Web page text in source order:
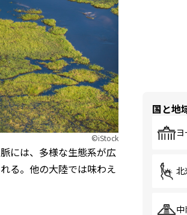
©iStock
には、多様な生態系が広
る。他の大陸では味わえ
国と地
北
中